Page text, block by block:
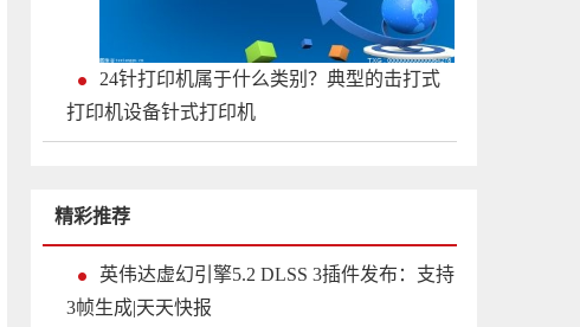
24针打印机属于什么类别？典型的击打式
打印机设备针式打印机
精彩推荐
英伟达虚幻引擎5.2 DLSS 3插件发布：支持
3帧生成|天天快报